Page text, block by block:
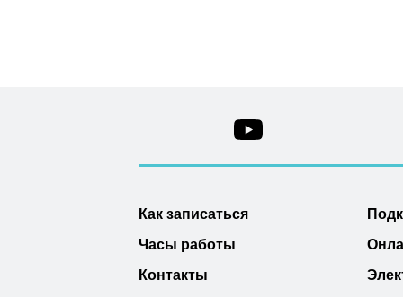
Как записаться
Часы работы
Контакты